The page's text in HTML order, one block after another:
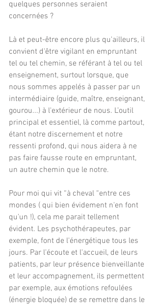
quelques personnes seraient
concernées ?
Là et peut-être encore plus qu'ailleurs, il
convient d'être vigilant en empruntant
tel ou tel chemin, se référant à tel ou tel
enseignement, surtout lorsque, que
nous sommes appelés à passer par un
intermédiaire (guide, maître, enseignant,
gourou...) à l'extérieur de nous. L’outil
principal et essentiel, là comme partout,
étant notre discernement et notre
ressenti profond, qui nous aidera à ne
pas faire fausse route en empruntant,
un autre chemin que le notre.
Pour moi qui vit “à cheval “entre ces
mondes ( qui bien évidement n'en font
qu'un !), cela me parait tellement
évident. Les psychothérapeutes, par
exemple, font de l'énergétique tous les
jours. Par l'écoute et l'accueil, de leurs
patients, par leur présence bienveillante
et leur accompagnement, ils permettent
par exemple, aux émotions refoulées
(énergie bloquée) de se remettre dans le